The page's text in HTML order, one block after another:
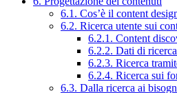
6.1. Cos’è il content
6.2. Ricerca utente sui
6.2.1. Content
6.2.2. Dati di
6.2.3. Ricerca
6.2.4. Ricerca sui
6.3. Dalla ricerca ai